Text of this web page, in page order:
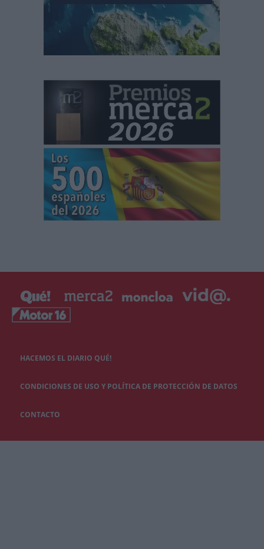
HACEMOS EL DIARIO QUÉ!
CONDICIONES DE USO Y POLÍTICA DE PROTECCIÓN DE DATOS
CONTACTO